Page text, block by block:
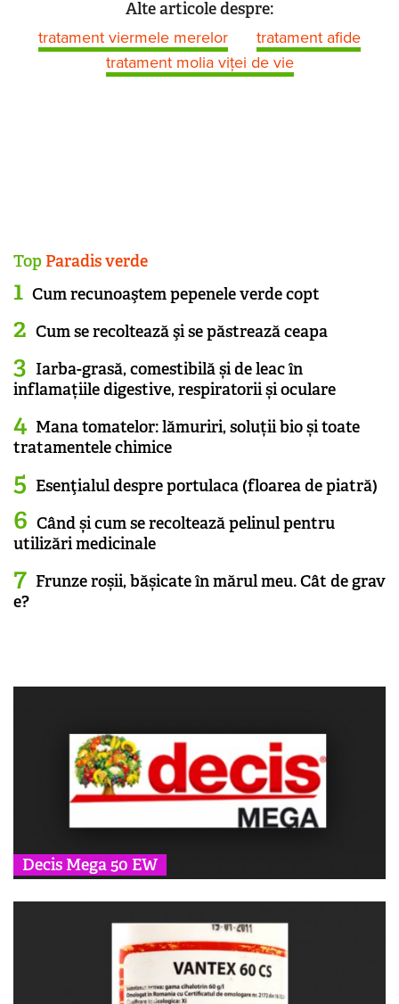
Alte articole despre:
tratament viermele merelor
tratament afide
tratament molia viței de vie
Top Paradis verde
Cum recunoaştem pepenele verde copt
Cum se recoltează şi se păstrează ceapa
Iarba-grasă, comestibilă și de leac în
inflamațiile digestive, respiratorii și oculare
Mana tomatelor: lămuriri, soluții bio și toate
tratamentele chimice
Esenţialul despre portulaca (floarea de piatră)
Când și cum se recoltează pelinul pentru
utilizări medicinale
Frunze roșii, bășicate în mărul meu. Cât de grav
e?
Decis Mega 50 EW